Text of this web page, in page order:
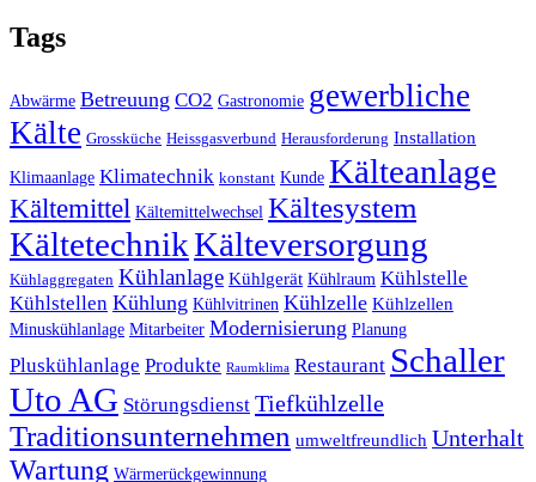
Tags
Abwärme Betreuung CO2 Gastronomie gewerbliche
Kälte Grossküche Heissgasverbund Herausforderung Installation
Klimaanlage Klimatechnik konstant Kunde Kälteanlage
Kältemittel Kältemittelwechsel Kältesystem
KältetechnikKälteversorgung
Kühlaggregaten Kühlanlage Kühlgerät Kühlraum Kühlstelle
Kühlstellen Kühlung Kühlvitrinen Kühlzelle Kühlzellen
Minuskühlanlage Mitarbeiter Modernisierung Planung
Pluskühlanlage Produkte Raumklima Restaurant Schaller
Uto AG Störungsdienst Tiefkühlzelle
Traditionsunternehmen umweltfreundlich Unterhalt
Wartung Wärmerückgewinnung